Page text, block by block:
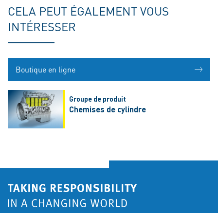
CELA PEUT ÉGALEMENT VOUS
INTÉRESSER
Boutique en ligne
Groupe de produit
Chemises de cylindre